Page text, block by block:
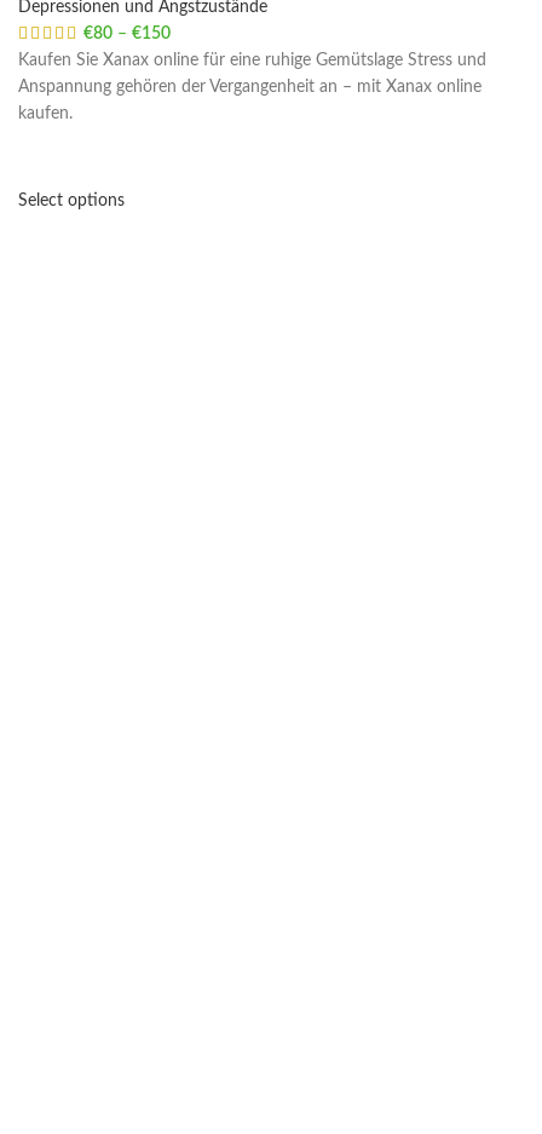
Depressionen und Angstzustände
€80 – €150
Kaufen Sie Xanax online für eine ruhige Gemütslage Stress und
Anspannung gehören der Vergangenheit an – mit Xanax online
kaufen.
Select options